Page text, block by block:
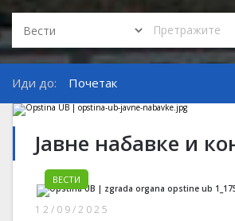
Иди до: Почетак
Јавне набавке и
ВЕСТИ
12/09/2025